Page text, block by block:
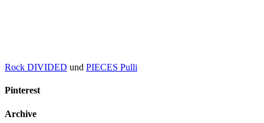
Rock DIVIDED und PIECES Pulli
Pinterest
Archive